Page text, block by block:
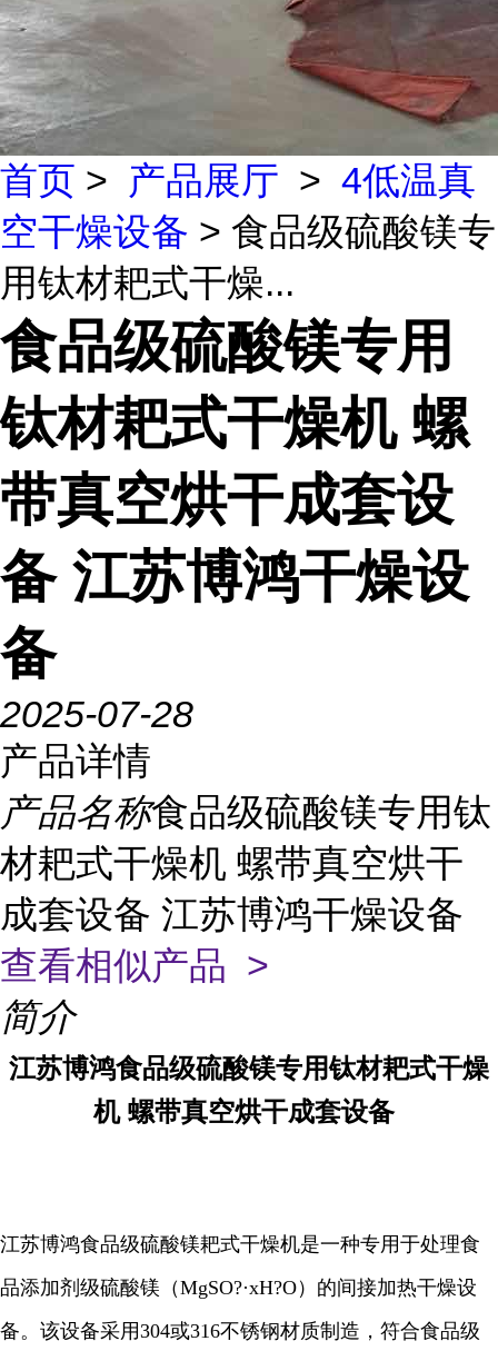
首页 > 产品展厅 > 4低温真
空干燥设备 > 食品级硫酸镁专
用钛材耙式干燥...
食品级硫酸镁专用
钛材耙式干燥机 螺
带真空烘干成套设
备 江苏博鸿干燥设
备
2025-07-28
产品详情
产品名称食品级硫酸镁专用钛
材耙式干燥机 螺带真空烘干
成套设备 江苏博鸿干燥设备
查看相似产品 >
简介
江苏博鸿食品级硫酸镁专用钛材耙式干燥
机 螺带真空烘干成套设备
江苏博鸿食品级硫酸镁耙式干燥机是一种专用于处理食
品添加剂级硫酸镁（MgSO?·xH?O）的间接加热干燥设
备。该设备采用304或316不锈钢材质制造，符合食品级